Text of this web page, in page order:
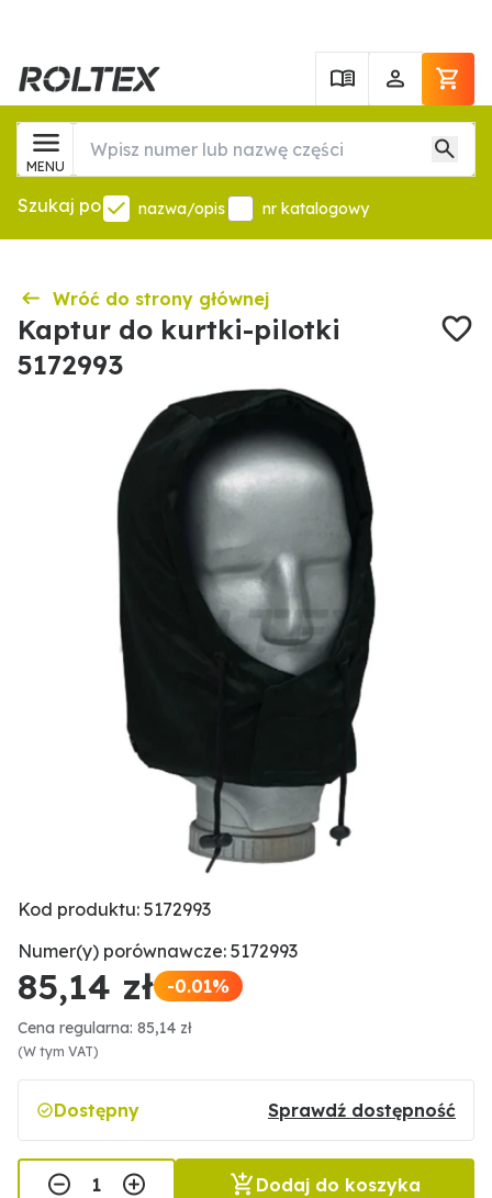
MENU
Szukaj po nazwa/opis nr katalogowy
Wróć do strony głównej
Kaptur do kurtki-pilotki
5172993
Kod produktu: 5172993
Numer(y) porównawcze: 5172993
85,14 zł -0.01%
Cena regularna: 85,14 zł
(W tym VAT)
Dostępny Sprawdź dostępność
Dodaj do koszyka